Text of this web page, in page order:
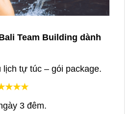
Team Building dành
lịch tự túc – gói package.
3 đêm.